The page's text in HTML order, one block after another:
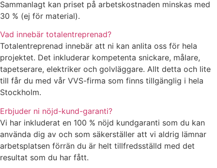
Sammanlagt kan priset på arbetskostnaden minskas med
30 % (ej för material).
Vad innebär totalentreprenad?
Totalentreprenad innebär att ni kan anlita oss för hela
projektet. Det inkluderar kompetenta snickare, målare,
tapetserare, elektriker och golvläggare. Allt detta och lite
till får du med vår VVS-firma som finns tillgänglig i hela
Stockholm.
Erbjuder ni nöjd-kund-garanti?
Vi har inkluderat en 100 % nöjd kundgaranti som du kan
använda dig av och som säkerställer att vi aldrig lämnar
arbetsplatsen förrän du är helt tillfredsställd med det
resultat som du har fått.